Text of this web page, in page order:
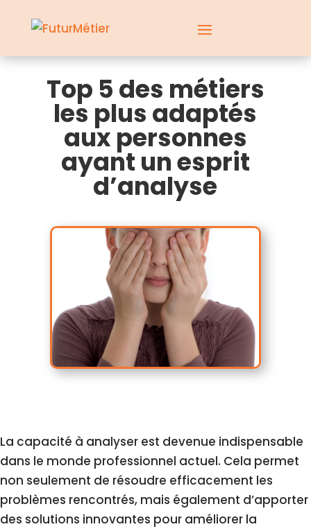
Top 5 des métiers
les plus adaptés
aux personnes
ayant un esprit
d’analyse
La capacité à analyser est devenue indispensable
dans le monde professionnel actuel. Cela permet
non seulement de résoudre efficacement les
problèmes rencontrés, mais également d’apporter
des solutions innovantes pour améliorer la